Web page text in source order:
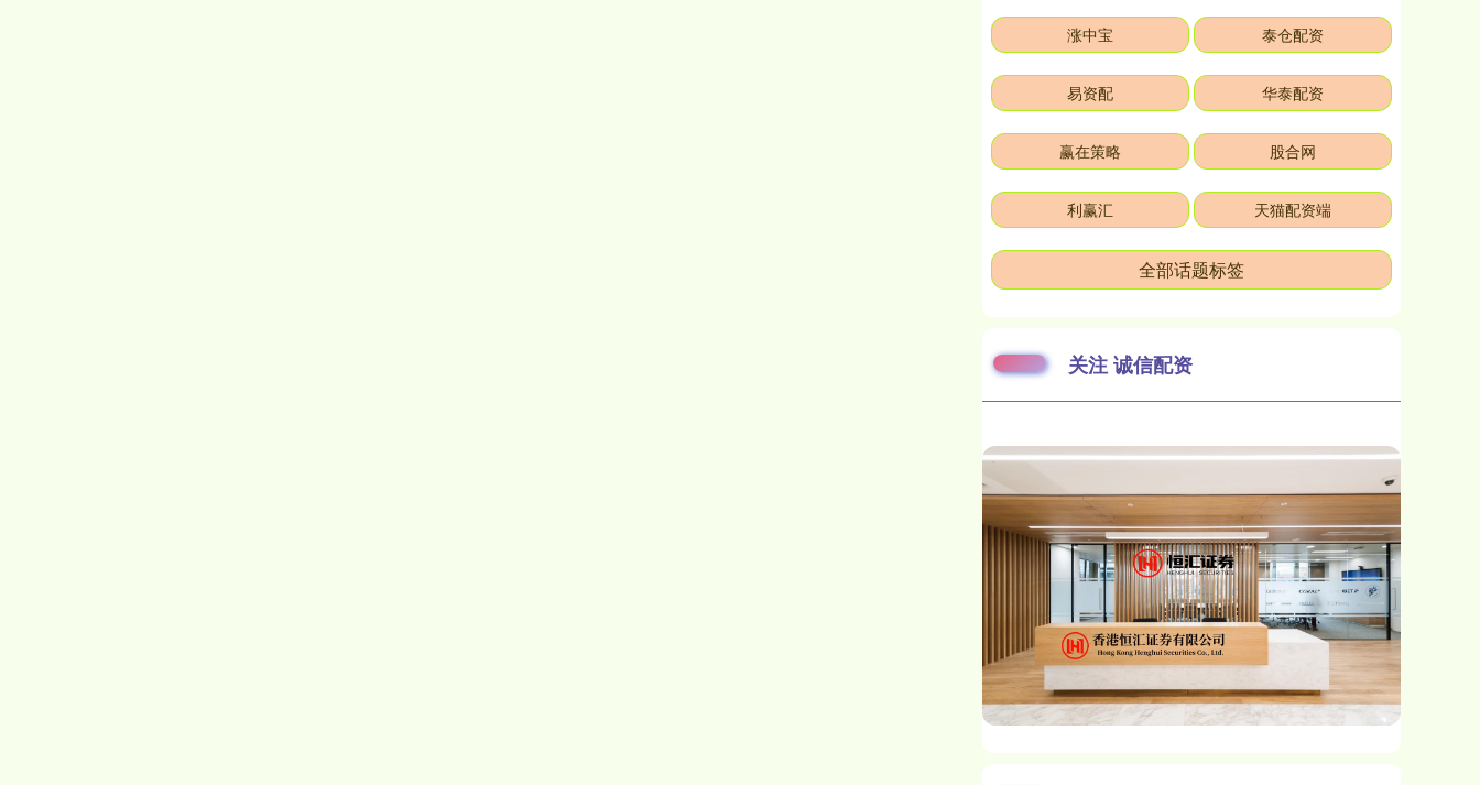
涨中宝 泰仓配资
易资配 华泰配资
赢在策略 股合网
利赢汇 天猫配资端
全部话题标签
关注 诚信配资